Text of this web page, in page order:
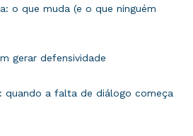
o que muda (e o que ninguém
gerar defensividade
quando a falta de diálogo começa